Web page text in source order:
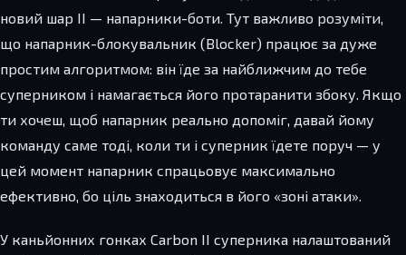
новий шар ІІ — напарники-боти. Тут важливо розуміти,
що напарник-блокувальник (Blocker) працює за дуже
простим алгоритмом: він їде за найближчим до тебе
суперником і намагається його протаранити збоку. Якщо
ти хочеш, щоб напарник реально допоміг, давай йому
команду саме тоді, коли ти і суперник їдете поруч — у
цей момент напарник спрацьовує максимально
ефективно, бо ціль знаходиться в його «зоні атаки».
У каньйонних гонках Carbon ІІ суперника налаштований